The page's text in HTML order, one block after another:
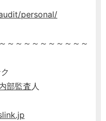
personal/
～～～～～～～～～～
部監査人